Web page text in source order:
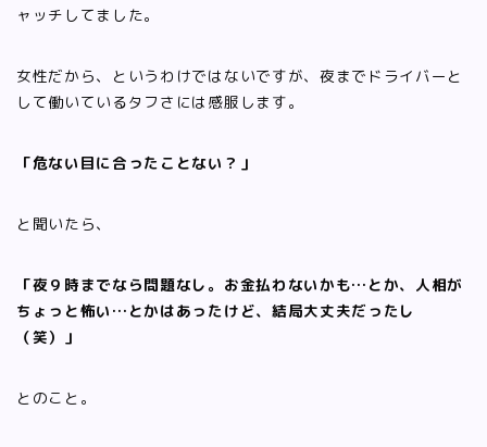
ャッチしてました。
女性だから、というわけではないですが、夜までドライバーと
して働いているタフさには感服します。
「危ない目に合ったことない？」
と聞いたら、
「夜９時までなら問題なし。お金払わないかも…とか、人相が
ちょっと怖い…とかはあったけど、結局大丈夫だったし
（笑）」
とのこと。